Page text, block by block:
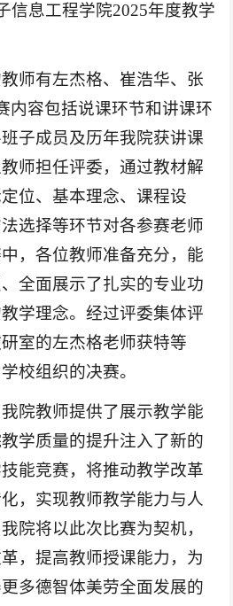
信息工程学院2025年度教学
师有左杰格、崔浩华、张
内容包括说课环节和讲课环
子成员及历年我院获讲课
师担任评委，通过教材解
位、基本理念、课程设
选择等环节对各参赛老师
，各位教师准备充分，能
全面展示了扎实的专业功
学理念。经过评委集体评
室的左杰格老师获特等
校组织的决赛。
院教师提供了展示教学能
学质量的提升注入了新的
能竞赛，将推动教学改革
，实现教师教学能力与人
院将以此次比赛为契机，
，提高教师授课能力，为
多德智体美劳全面发展的